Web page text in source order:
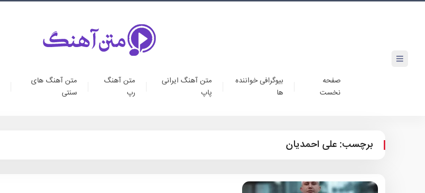
صفحه
نخست
بیوگرافی خواننده
ها
متن آهنگ ایرانی
پاپ
متن آهنگ
رپ
متن آهنگ های
سنتی
برچسب: علی احمدیان